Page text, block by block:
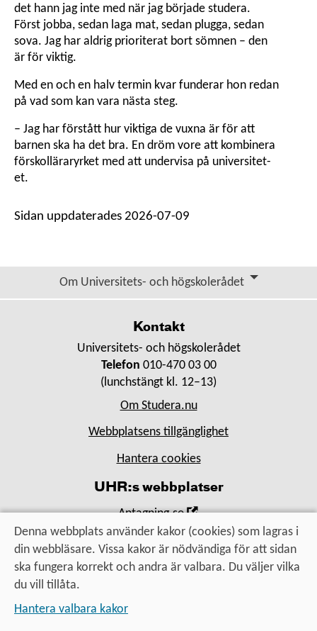
det hann jag inte med när jag började studera.
Först jobba, sedan laga mat, sedan plugga, sedan
sova. Jag har aldrig prioriterat bort sömnen – den
är för viktig.
Med en och en halv termin kvar funderar hon redan
på vad som kan vara nästa steg.
– Jag har förstått hur viktiga de vuxna är för att
barnen ska ha det bra. En dröm vore att kombinera
förskol­lärar­yrket med att undervisa på universitet­
et.
Sidan uppdaterades 2026-07-09
Om Universitets- och högskolerådet
Kontakt
Universitets- och högskolerådet
Telefon 010-470 03 00
(lunchstängt kl. 12–13)
Om Studera.nu
Webbplatsens tillgänglighet
Hantera cookies
UHR:s webbplatser
Antagning.se
,
Öppna
i
nytt
Universityadmissions.se
,
Öppna
i
Uhr.se
Utbildning, utbyte, utveckling
Denna webbplats använder kakor (cookies) som lagras i
din webbläsare. Vissa kakor är nödvändiga för att sidan
ska fungera korrekt och andra är valbara. Du väljer vilka
du vill tillåta.
Hantera valbara kakor